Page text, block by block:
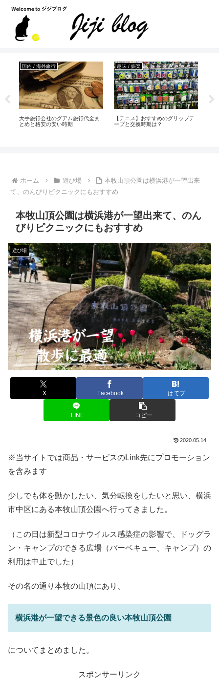
国内 / 海外旅行
大手旅行会社のグアム旅行代金ま
とめと格安の安い時期
趣味 / 娯楽
【テニス】おすすめのグリップテ
ープと交換時期は？
ホーム 遊び場
本牧山頂公園は横浜港が一望出来
て、のんびりピクニックにもおすすめ
本牧山頂公園は横浜港が一望出来て、のん
びりピクニックにもおすすめ
遊び場
X Facebook はてブ
LINE コピー
2020.05.14
※当サイトでは商品・サービスのLink先にプロモーション
を含みます
少しでも体を動かしたい、気分転換をしたいと思い、横浜
市中区にある本牧山頂公園へ行ってきました。
（この日は新型コロナウイルス感染症の影響で、ドッグラ
ン・キャンプのできる広場（バーベキュー、キャンプ）の
利用は中止でした）
その名の通り本牧の山頂にあり、
横浜港が一望できる景色の良い本牧山頂公園
についてまとめました。
スポンサーリンク